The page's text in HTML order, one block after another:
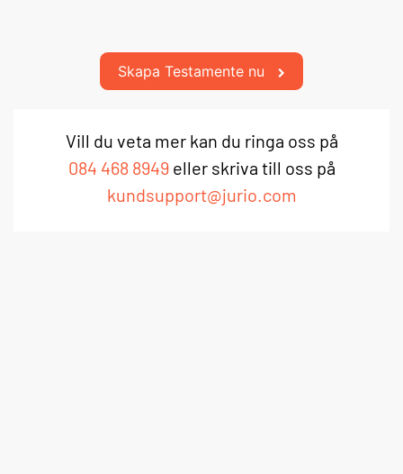
Skapa Testamente nu
Vill du veta mer kan du ringa oss på
084 468 8949eller skriva till oss på
kundsupport@jurio.com